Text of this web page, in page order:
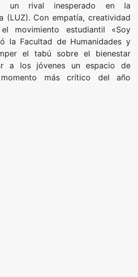
un rival inesperado en la
(LUZ). Con empatía, creatividad
movimiento estudiantil «Soy
la Facultad de Humanidades y
el tabú sobre el bienestar
a los jóvenes un espacio de
más crítico del año